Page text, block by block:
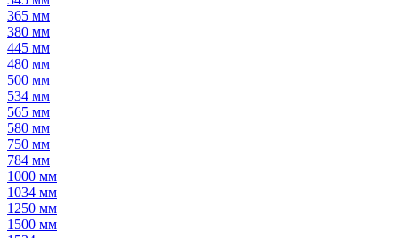
365 мм
380 мм
445 мм
480 мм
500 мм
534 мм
565 мм
580 мм
750 мм
784 мм
1000 мм
1034 мм
1250 мм
1500 мм